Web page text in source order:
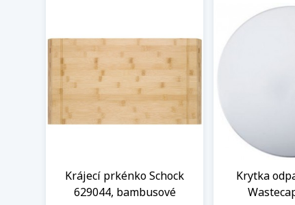
Krájecí prkénko Schock
629044, bambusové
Krytka